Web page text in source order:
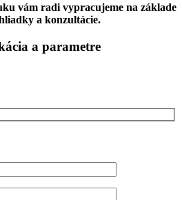
vám radi vypracujeme na základe
a konzultácie.
a parametre